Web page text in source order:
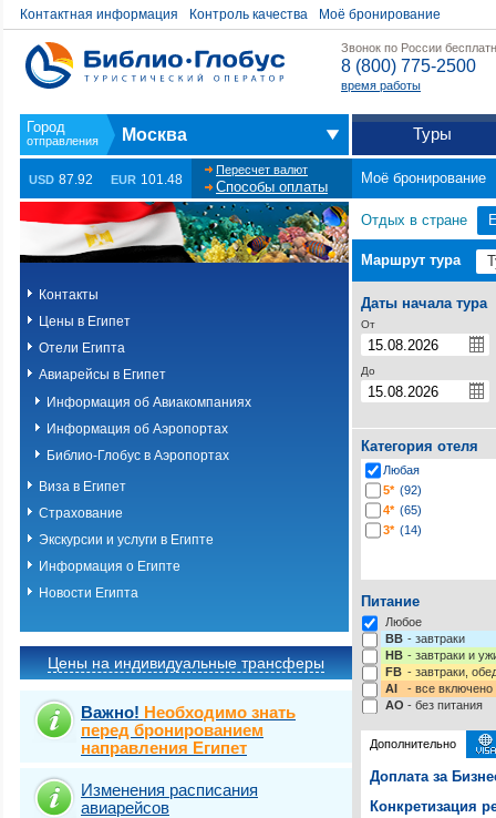
Контактная информация Контроль качества Моё бронирование
Звонок по России
8 (800) 775-2500
время работы
Москва Туры
USD 87.92 EUR 101.48
Пересчет валют
Способы оплаты
Моё бронирование
Контакты
Цены в Египет
Отели Египта
Авиарейсы в Египет
Информация об Авиакомпаниях
Информация об Аэропортах
Библио-Глобус в Аэропортах
Виза в Египет
Страхование
Экскурсии и услуги в Египте
Информация о Египте
Новости Египта
Цены на индивидуальные трансферы
Важно! Необходимо знать
перед бронированием
направления Египет
Изменения расписания
авиарейсов
Отдых в стране
Маршрут тура
Даты начала тура
От
До
Категория отеля
Любая
5* (92)
4* (65)
3* (14)
Питание
Любое
BB - завтраки
HB - завтраки и
FB - завтраки,
AI
- все включено
AO - без питания
Дополнительно
Доплата за
Конкретизация